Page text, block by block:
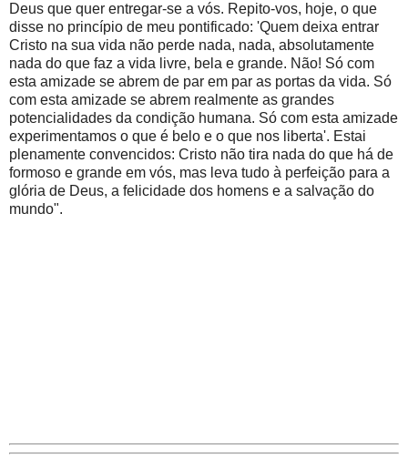
Deus que quer entregar-se a vós. Repito-vos, hoje, o que
disse no princípio de meu pontificado: 'Quem deixa entrar
Cristo na sua vida não perde nada, nada, absolutamente
nada do que faz a vida livre, bela e grande. Não! Só com
esta amizade se abrem de par em par as portas da vida. Só
com esta amizade se abrem realmente as grandes
potencialidades da condição humana. Só com esta amizade
experimentamos o que é belo e o que nos liberta'. Estai
plenamente convencidos: Cristo não tira nada do que há de
formoso e grande em vós, mas leva tudo à perfeição para a
glória de Deus, a felicidade dos homens e a salvação do
mundo".